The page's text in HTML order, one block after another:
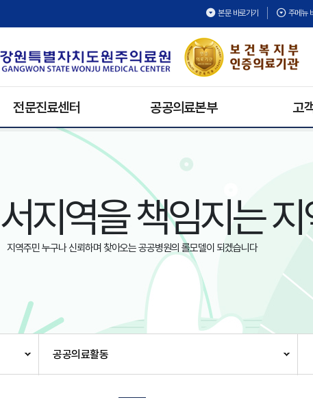
본문 바로가기 주메뉴
전문진료센터
호스피스완화의료센터
공공어린이재활의료센터
심뇌혈관센터
공공의료본부
공공보건의료협력팀
고
경
불만 및
칭
환
지역을 책임지는
지역주민 누구나 신뢰하며 찾아오는 공공병원의 롤모델이 되겠습니다
공공의료활동